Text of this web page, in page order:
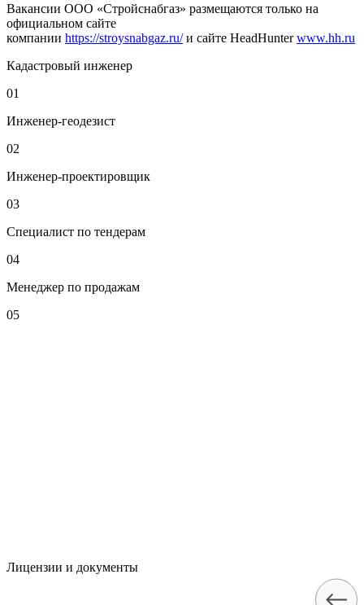
Вакансии ООО «Стройснабгаз» размещаются только на
официальном сайте
компании https://stroysnabgaz.ru/и сайте HeadHunterwww.hh.ru
Кадастровый инженер
01
Инженер-геодезист
02
Инженер-проектировщик
03
Специалист по тендерам
04
Менеджер по продажам
05
Лицензии и документы